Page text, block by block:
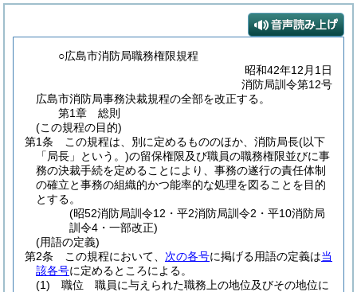
○広島市消防局職務権限規程
昭和42年12月1日
消防局訓令第12号
広島市消防局事務決裁規程の全部を改正する。
第1章
総則
(この規程の目的)
第1条
この規程は、別に定めるもののほか、消防局長(以下
「局長」という。)の留保権限及び職員の職務権限並びに事
務の決裁手続を定めることにより、事務の遂行の責任体制
の確立と事務の組織的かつ能率的な処理を図ることを目的
とする。
(昭52消防局訓令12・平2消防局訓令2・平10消防局
訓令4・一部改正)
(用語の定義)
第2条
この規程において、 次の各号に掲げる用語の定義は当
該各号に定めるところによる。
(1)
職位 職員に与えられた職務上の地位及びその地位に